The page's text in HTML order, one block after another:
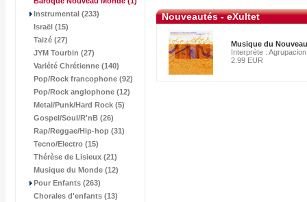
Instrumental (233)
Israël (15)
Taizé (27)
JYM Tourbin (27)
Variété Chrétienne (140)
Pop/Rock francophone (92)
Pop/Rock anglophone (12)
Metal/Punk/Hard Rock (5)
Gospel/Soul/R'nB (26)
Rap/Reggae/Hip-hop (31)
Tecno/Electro (15)
Thérèse de Lisieux (21)
Musique du Monde (12)
Pour Enfants (263)
Chorales d'enfants (13)
Nouveautés - eXultet
Musique du
Interprète :
2.99 EUR